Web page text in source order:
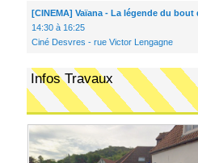
[CINEMA] Vaïana - La légende du bout
14:30 à 16:25
Ciné Desvres - rue Victor Lengagne
Infos Travaux